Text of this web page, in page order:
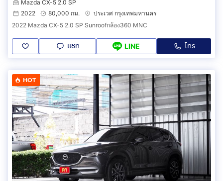
Mazda CX-5 2.0 SP
2022
80,000 กม.
ประเวศ กรุงเทพมหานคร
2022 Mazda CX-5 2.0 SP Sunroofกล้อง360 MNC
แชท LINE โทร
HOT